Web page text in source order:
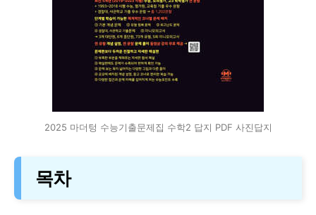
2025 마더텅 수능기출문제집 수학2 답지 PDF 사진답지
목차